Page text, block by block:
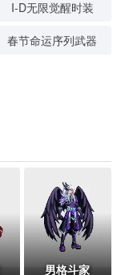
I-D无限觉醒时装
春节命运序列武器
男格斗家